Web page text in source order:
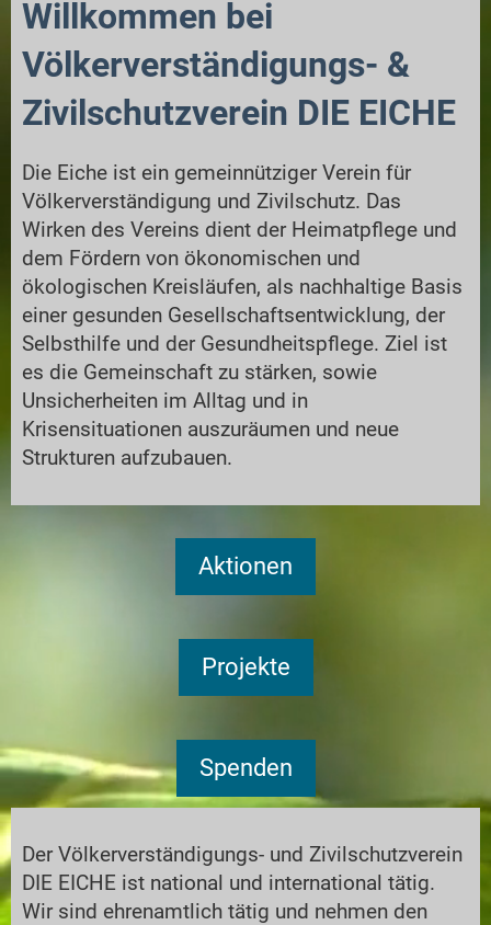
Willkommen bei
Völkerverständigungs- &
Zivilschutzverein DIE EICHE
Die Eiche ist ein gemeinnütziger Verein für
Völkerverständigung und Zivilschutz. Das
Wirken des Vereins dient der Heimatpflege und
dem Fördern von ökonomischen und
ökologischen Kreisläufen, als nachhaltige Basis
einer gesunden Gesellschaftsentwicklung, der
Selbsthilfe und der Gesundheitspflege. Ziel ist
es die Gemeinschaft zu stärken, sowie
Unsicherheiten im Alltag und in
Krisensituationen auszuräumen und neue
Strukturen aufzubauen.
Aktionen
Projekte
Spenden
Der Völkerverständigungs- und Zivilschutzverein
DIE EICHE ist national und international tätig.
Wir sind ehrenamtlich tätig und nehmen den